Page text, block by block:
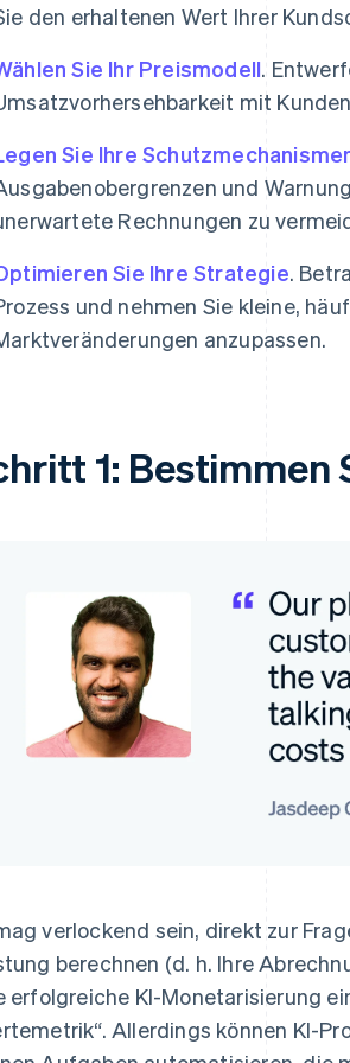
den erhaltenen Wert Ihrer
Sie Ihr Preismodell.
mit
Sie Ihre
und
Rechnungen zu
Sie Ihre Strategie.
und nehmen Sie kleine,
anzupassen.
1: Bestimmen
verlockend sein, direkt zur
berechnen (d. h. Ihre
erfolgreiche KI-Monetarisierung
Allerdings können KI-